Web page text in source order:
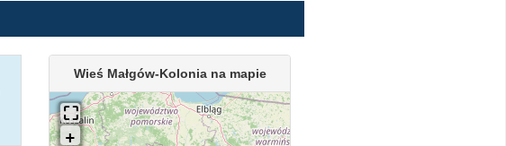
Wieś Małgów-Kolonia na mapie